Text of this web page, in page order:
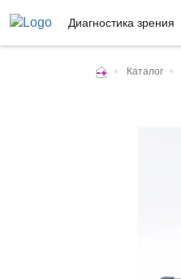
Диагностика зрения
• Каталог •